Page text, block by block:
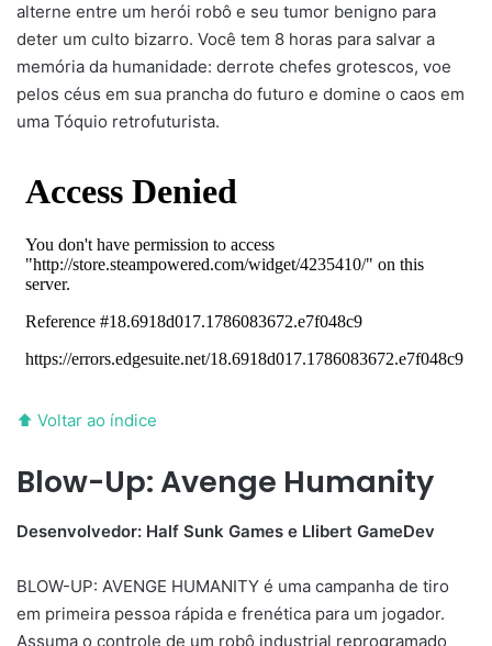
alterne entre um herói robô e seu tumor benigno para
deter um culto bizarro. Você tem 8 horas para salvar a
memória da humanidade: derrote chefes grotescos, voe
pelos céus em sua prancha do futuro e domine o caos em
uma Tóquio retrofuturista.
⬆ Voltar ao índice
Blow-Up: Avenge Humanity
Desenvolvedor: Half Sunk Games e Llibert GameDev
BLOW-UP: AVENGE HUMANITY é uma campanha de tiro
em primeira pessoa rápida e frenética para um jogador.
Assuma o controle de um robô industrial reprogramado